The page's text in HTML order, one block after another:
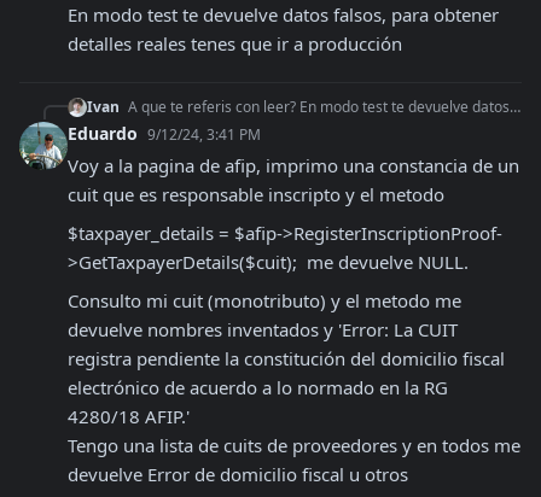
En modo test te devuelve datos falsos, para obtener
detalles reales tenes que ir a producción
Ivan A que te referis con leer? En modo test te devuelve datos falsos, para obtener detalles reales tenes que ir a producción
Eduardo 9/12/24, 3:41 PM
Voy a la pagina de afip, imprimo una constancia de un
cuit que es responsable inscripto y el metodo
$taxpayer_details = $afip->RegisterInscriptionProof-
>GetTaxpayerDetails($cuit);  me devuelve NULL.
Consulto mi cuit (monotributo) y el metodo me
devuelve nombres inventados y 'Error: La CUIT
registra pendiente la constitución del domicilio fiscal
electrónico de acuerdo a lo normado en la RG
4280/18 AFIP.'
Tengo una lista de cuits de proveedores y en todos me
devuelve Error de domicilio fiscal u otros